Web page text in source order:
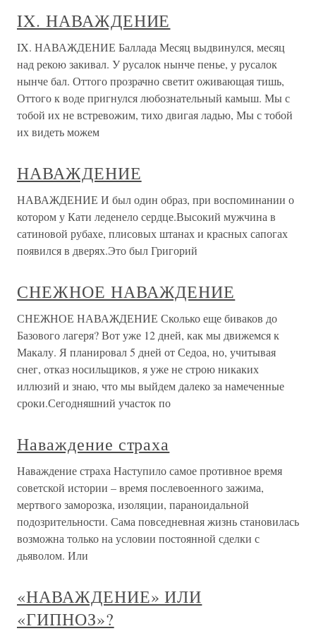
IX. НАВАЖДЕНИЕ
IX. НАВАЖДЕНИЕ Баллада Месяц выдвинулся, месяц
над рекою закивал. У русалок нынче пенье, у русалок
нынче бал. Оттого прозрачно светит оживающая тишь,
Оттого к воде пригнулся любознательный камыш. Мы с
тобой их не встревожим, тихо двигая ладью, Мы с тобой
их видеть можем
НАВАЖДЕНИЕ
НАВАЖДЕНИЕ И был один образ, при воспоминании о
котором у Кати леденело сердце.Высокий мужчина в
сатиновой рубахе, плисовых штанах и красных сапогах
появился в дверях.Это был Григорий
СНЕЖНОЕ НАВАЖДЕНИЕ
СНЕЖНОЕ НАВАЖДЕНИЕ Сколько еще биваков до
Базового лагеря? Вот уже 12 дней, как мы движемся к
Макалу. Я планировал 5 дней от Седоа, но, учитывая
снег, отказ носильщиков, я уже не строю никаких
иллюзий и знаю, что мы выйдем далеко за намеченные
сроки.Сегодняшний участок по
Наваждение страха
Наваждение страха Наступило самое противное время
советской истории – время послевоенного зажима,
мертвого заморозка, изоляции, параноидальной
подозрительности. Сама повседневная жизнь становилась
возможна только на условии постоянной сделки с
дьяволом. Или
«НАВАЖДЕНИЕ» ИЛИ
«ГИПНОЗ»?